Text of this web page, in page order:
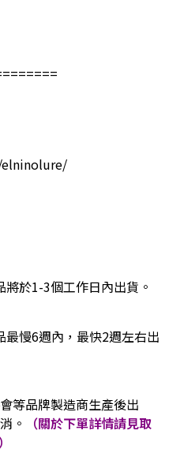
於1-3個工作日內出貨。
慢6週內，最快2週左右出
等品牌製造商生產後出
。
（關於下單詳情請見取